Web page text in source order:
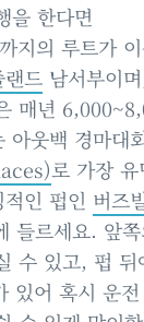
을 한다면
까지의 루트가
랜드 남서부이
매년
아웃백 경마대
로 가장 유
인 펍인 버즈
들르세요. 앞
수 있고, 펍 뒤
있어 혹시 운